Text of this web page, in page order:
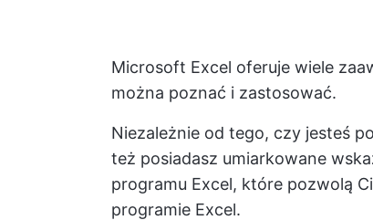
Microsoft Excel oferuje wiele
można poznać i zastosować.
Niezależnie od tego, czy jesteś
też posiadasz umiarkowane
programu Excel, które pozwolą
programie Excel.